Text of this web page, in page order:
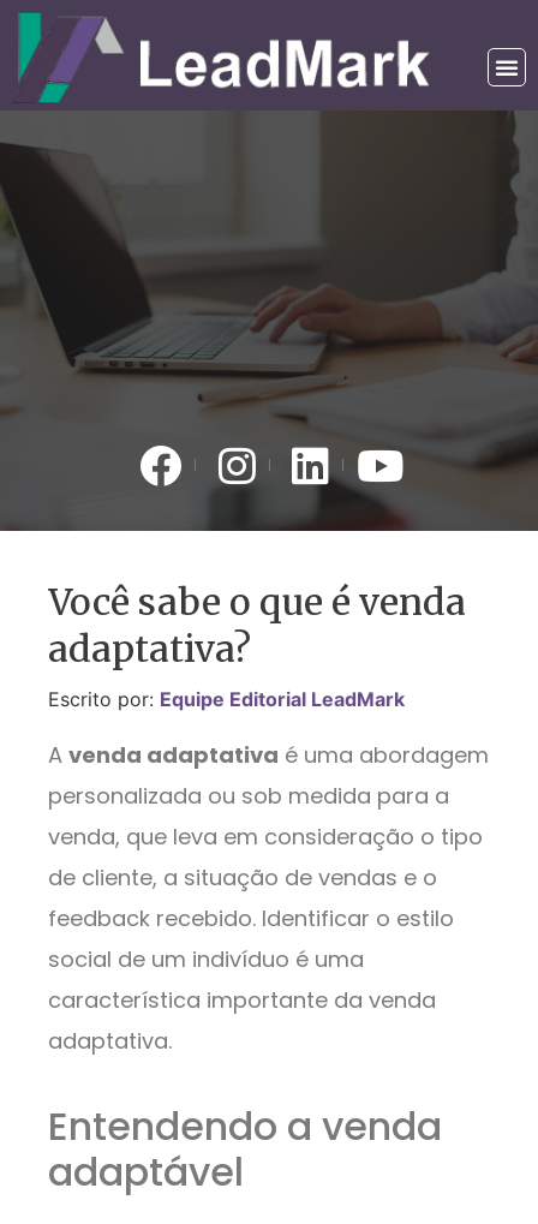
Você sabe o que é venda
adaptativa?
Escrito por: Equipe Editorial LeadMark
A venda adaptativa é uma abordagem
personalizada ou sob medida para a
venda, que leva em consideração o tipo
de cliente, a situação de vendas e o
feedback recebido. Identificar o estilo
social de um indivíduo é uma
característica importante da venda
adaptativa.
Entendendo a venda
adaptável